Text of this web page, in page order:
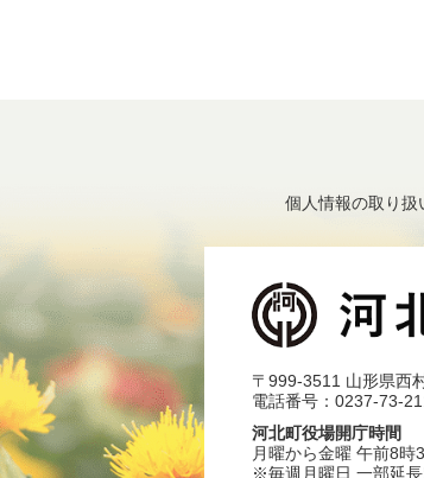
個人情報の取り扱
〒999-3511 山形県西
電話番号：0237-73-
河北町役場開庁時間
月曜から金曜 午前8時
※毎週月曜日 一部延